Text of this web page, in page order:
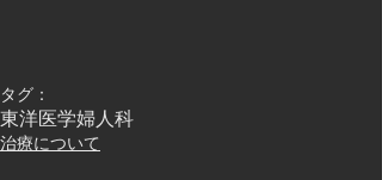
タグ：
東洋医学婦人科
治療について